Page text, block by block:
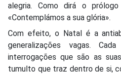
alegria. Como dirá o
«Contemplámos a sua glória».
Com efeito, o Natal é a
generalizações vagas.
interrogações que são as
tumulto que traz dentro de si,